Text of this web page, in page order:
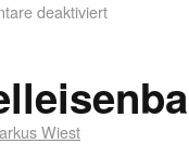
deaktiviert
Wiest